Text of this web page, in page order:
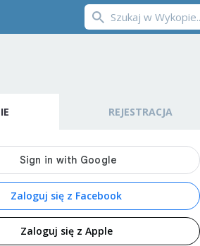
REJESTRACJA
Zaloguj się z Facebook
Zaloguj się z Apple